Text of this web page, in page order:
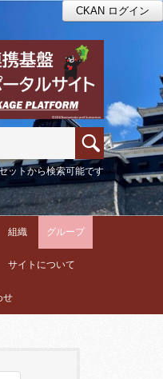
CKAN ログイン
ットから検索可能です
組織 グループ
サイトについて
せ